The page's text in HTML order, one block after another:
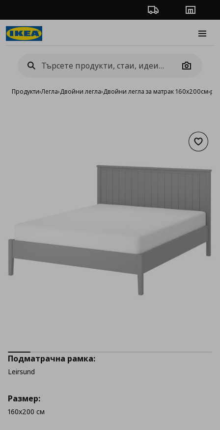
Проследяване на
Camera
Продукти›Легла›Двойни легла›Двойни легла за матрак 160x200см›
Подматрачна рамка:
Leirsund
Размер:
160x200 см